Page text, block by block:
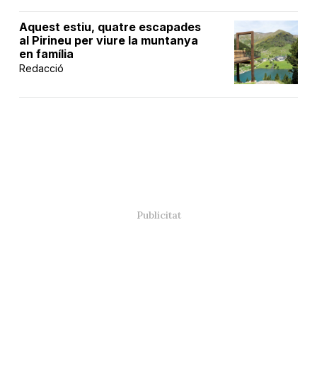
Aquest estiu, quatre escapades
al Pirineu per viure la muntanya
en família
Redacció